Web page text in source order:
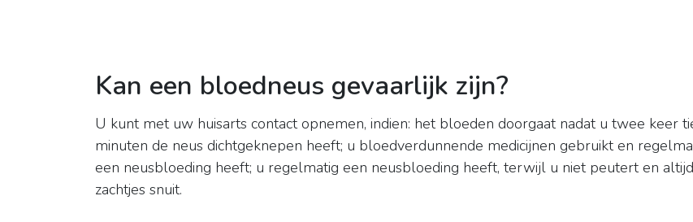
Kan een bloedneus gevaarlijk zijn?
U kunt met uw huisarts contact opnemen, indien: het bloeden doorgaat nadat u twee keer
minuten de neus dichtgeknepen heeft; u bloedverdunnende medicijnen gebruikt en
een neusbloeding heeft; u regelmatig een neusbloeding heeft, terwijl u niet peutert en altijd
zachtjes snuit.